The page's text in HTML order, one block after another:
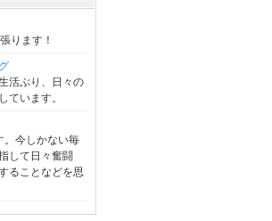
ります！
活ぶり、日々の
ています。
。今しかない毎
して日々奮闘
ることなどを思